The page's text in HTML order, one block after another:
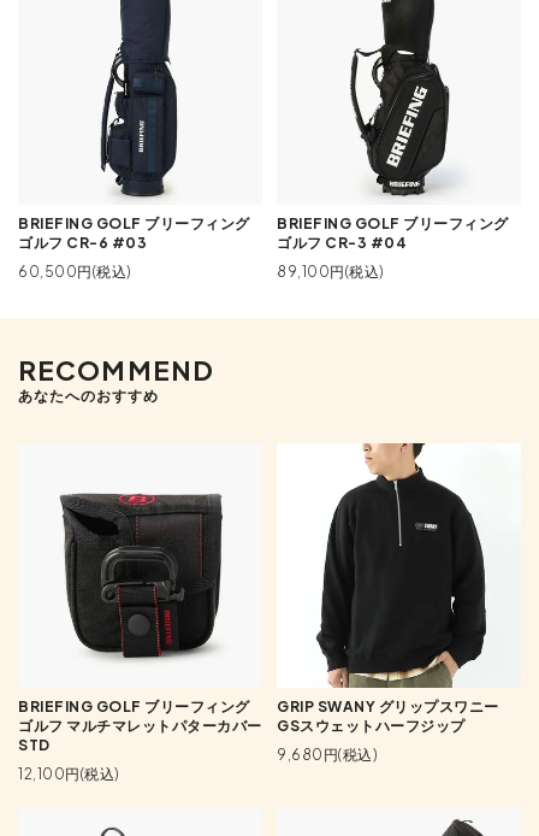
BRIEFING GOLF ブリーフィング
ゴルフ CR-6 #03
60,500円(税込)
BRIEFING GOLF ブリーフィング
ゴルフ CR-3 #04
89,100円(税込)
RECOMMEND
あなたへのおすすめ
BRIEFING GOLF ブリーフィング
ゴルフ マルチマレットパターカバー
STD
12,100円(税込)
GRIP SWANY グリップスワニー
GSスウェットハーフジップ
9,680円(税込)